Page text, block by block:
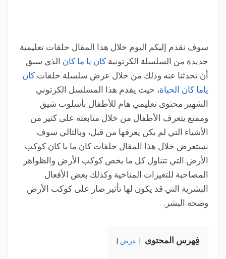
سوف نقدم إليكم اليوم خلال هذا المقال حلقات تعليمية
جديدة من السلسلة الكرتونية كان يا ما كان الذي سبق
أن تحدثنا عنه وذلك من خلال عرض سلسلة حلقات كان
ياما كان الحياة، حيث يقدم هذا المسلسل الكرتوني
الشهير محتوى تعليمي هام للأطفال بأسلوب شيق
وممتع يتعرف الأطفال من خلال متابعته على كثير من
الأشياء التي لم يكن يعرفها من قبل، وبالتالي سوف
نستعرض خلال هذا المقال حلقات كان ما يا كان كوكب
الأرض التي تتناول كل ما يخص كوكب الأرض والظواهر
المصاحبة للتغيرات المناخية وكذلك بعض الأفعال
البشرية التي قد يكون لها تأثير ضار على كوكب الأرض
وصحة البشر.
فِهرس المحتوى عرض